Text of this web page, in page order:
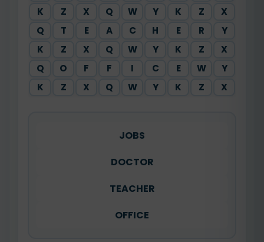
K
Z X Q W Y K Z
X
Q
T E A C H E R
Y
K
Z X Q W Y K Z
X
Q
O F F I C E W
Y
K
Z X Q W Y K Z X
JOBS
DOCTOR
TEACHER
OFFICE